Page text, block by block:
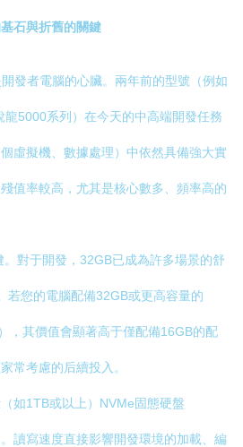
石與折舊的關鍵
開發者電腦的心臟。兩年前的型號（例如
5000系列）在今天的中高端開發任務
虛擬機、數據處理）中依然具備強大實
值率較高，尤其是核心數多、頻率高的
。對于開發，32GB已成為許多場景的舒
若您的電腦配備32GB或更高容量的
，其價值會顯著高于僅配備16GB的配
常考慮的后續投入。
（如1TB或以上）NVMe固態硬盤
讀寫速度直接影響開發環境的加載、編